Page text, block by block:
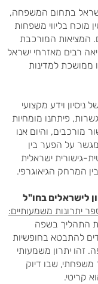
בתחום המשפחה,
מוכח בליווי משפחות
המציאות המורכבת
רבים מאזרחי ישראל
ממושכת למדינות
ניסיון וידע מקצועי
פיתחנו מומחיות
מורכבים, והיום אנו
על הפער בין
גישורית ישראלית
המרחק הגיאוגרפי.
לישראלים בחו"ל
יתרונות משמעותיים:
התהליך בשפה
להתבטא בחופשיות
זהו יתרון משמעותי
משפחתי, שבו דיוק
קריטי.